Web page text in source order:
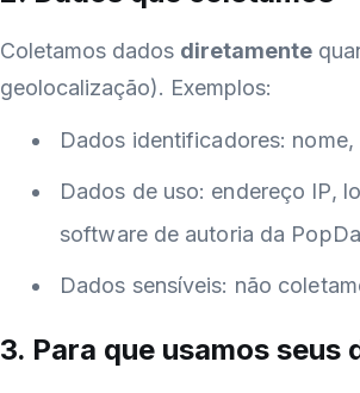
Coletamos dados diretamente
geolocalização). Exemplos:
Dados identificadores:
Dados de uso: endereço IP,
software de autoria da
Dados sensíveis: não
3. Para que usamos seus